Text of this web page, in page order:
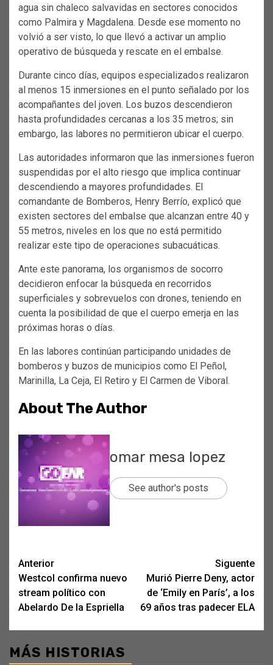
agua sin chaleco salvavidas en sectores conocidos
como Palmira y Magdalena. Desde ese momento no
volvió a ser visto, lo que llevó a activar un amplio
operativo de búsqueda y rescate en el embalse.
Durante cinco días, equipos especializados realizaron
al menos 15 inmersiones en el punto señalado por los
acompañantes del joven. Los buzos descendieron
hasta profundidades cercanas a los 35 metros; sin
embargo, las labores no permitieron ubicar el cuerpo.
Las autoridades informaron que las inmersiones fueron
suspendidas por el alto riesgo que implica continuar
descendiendo a mayores profundidades. El
comandante de Bomberos, Henry Berrío, explicó que
existen sectores del embalse que alcanzan entre 40 y
55 metros, niveles en los que no está permitido
realizar este tipo de operaciones subacuáticas.
Ante este panorama, los organismos de socorro
decidieron enfocar la búsqueda en recorridos
superficiales y sobrevuelos con drones, teniendo en
cuenta la posibilidad de que el cuerpo emerja en las
próximas horas o días.
En las labores continúan participando unidades de
bomberos y buzos de municipios como El Peñol,
Marinilla, La Ceja, El Retiro y El Carmen de Viboral.
About The Author
omar mesa lopez
See author's posts
Post
navigation
Anterior
Westcol confirma nuevo
stream político con
Abelardo De la Espriella
Siguente
Murió Pierre Deny, actor
de ‘Emily en París’, a los
69 años tras padecer ELA
MÁS HISTORIAS